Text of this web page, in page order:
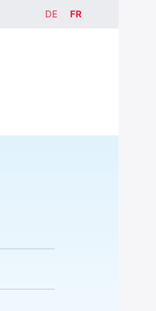
DE FR